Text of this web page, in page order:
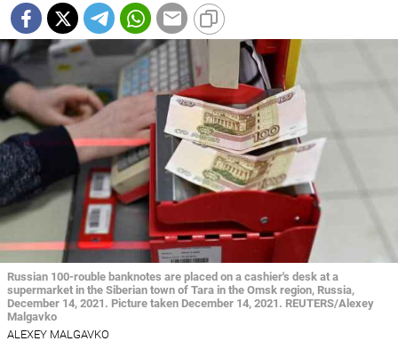
Russian 100-rouble banknotes are placed on a cashier's desk at a
supermarket in the Siberian town of Tara in the Omsk region, Russia,
December 14, 2021. Picture taken December 14, 2021. REUTERS/Alexey
Malgavko
ALEXEY MALGAVKO